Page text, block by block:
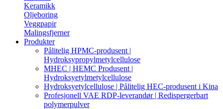
Keramikk
Oljeboring
Veggpapir
Malingsfjerner
Produkter
Pålitelig HPMC-produsent |
Hydroksypropylmetylcellulose
MHEC | HEMC Produsent |
Hydroksyetylmetylcellulose
Hydroksyetylcellulose | Pålitelig HEC-produsent i Kina
Profesjonell VAE RDP-leverandør | Redispergerbart
polymerpulver